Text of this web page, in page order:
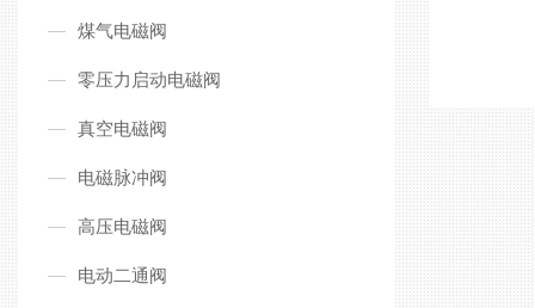
煤气电磁阀
零压力启动电磁阀
真空电磁阀
电磁脉冲阀
高压电磁阀
电动二通阀